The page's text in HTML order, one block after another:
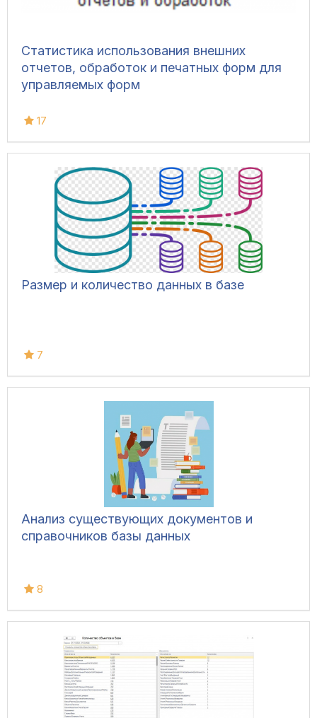
Статистика использования внешних
отчетов, обработок и печатных форм для
управляемых форм
17
Размер и количество данных в базе
7
Анализ существующих документов и
справочников базы данных
8